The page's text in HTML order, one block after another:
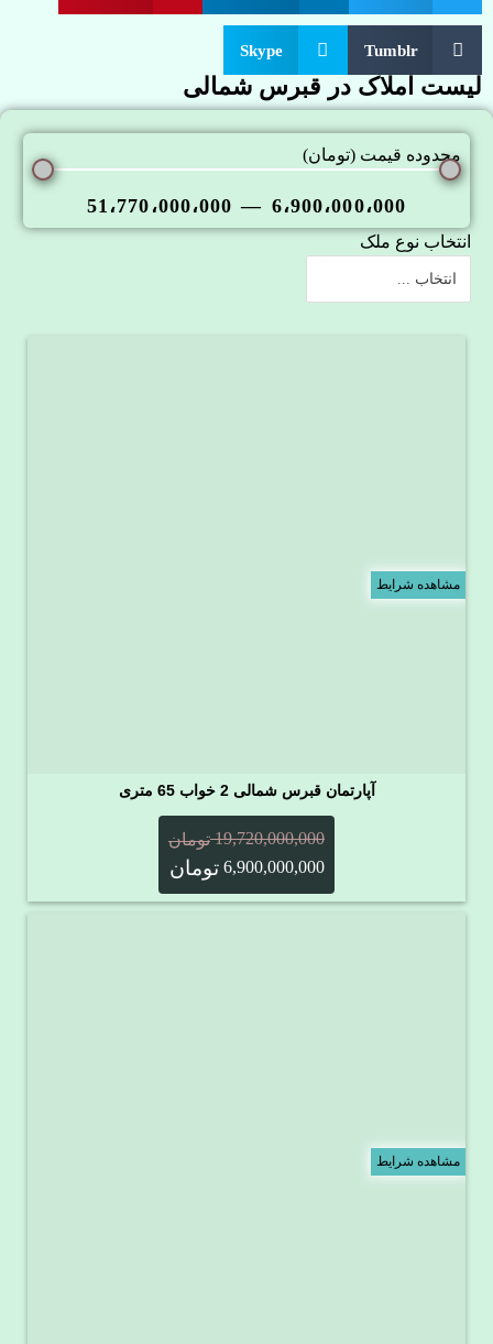
Tumblr
Skype
لیست املاک در قبرس شمالی
محدوده قیمت (تومان)
6،900،000،000 — 51،770،000،000
انتخاب نوع ملک
مشاهده شرایط
آپارتمان قبرس شمالی 2 خواب 65 متری
19,720,000,000 تومان
6,900,000,000 تومان
مشاهده شرایط